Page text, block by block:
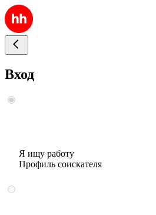
Вход
Я ищу работу
Профиль соискателя